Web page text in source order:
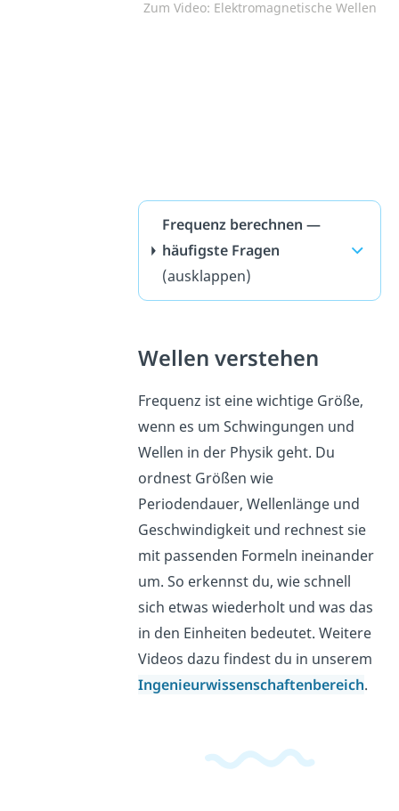
Zum Video: Elektromagnetische Wellen
Frequenz berechnen —
häufigste Fragen
(ausklappen)
Wellen verstehen
Frequenz ist eine wichtige Größe,
wenn es um Schwingungen und
Wellen in der Physik geht. Du
ordnest Größen wie
Periodendauer, Wellenlänge und
Geschwindigkeit und rechnest sie
mit passenden Formeln ineinander
um. So erkennst du, wie schnell
sich etwas wiederholt und was das
in den Einheiten bedeutet. Weitere
Videos dazu findest du in unserem
Ingenieurwissenschaftenbereich.